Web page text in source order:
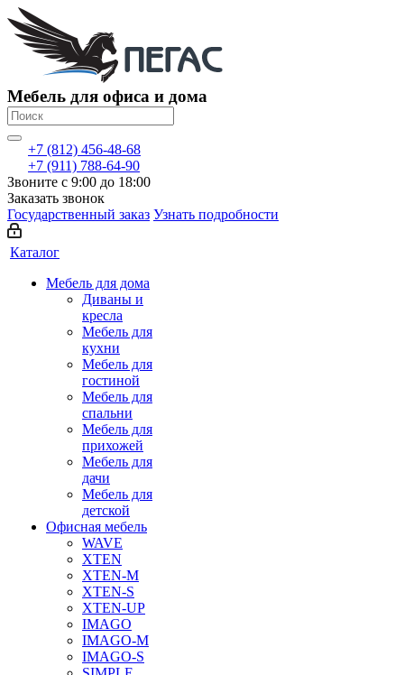
Мебель для офиса и дома
+7 (812) 456-48-68
+7 (911) 788-64-90
Звоните с 9:00 до 18:00
Заказать звонок
Государственный заказ Узнать подробности
Каталог
Мебель для дома
Диваны и
кресла
Мебель для
кухни
Мебель для
гостиной
Мебель для
спальни
Мебель для
прихожей
Мебель для
дачи
Мебель для
детской
Офисная мебель
WAVE
XTEN
XTEN-M
XTEN-S
XTEN-UP
IMAGO
IMAGO-M
IMAGO-S